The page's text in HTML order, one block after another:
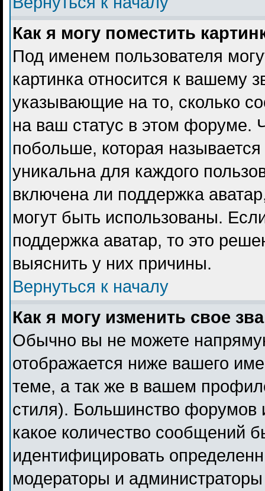
Как я могу поместить
Под именем пользователя
картинка относится к вашему
указывающие на то, сколько
на ваш статус в этом форуме.
побольше, которая
уникальна для каждого
включена ли поддержка
могут быть использованы.
поддержка аватар, то это
выяснить у них причины.
Вернуться к началу
Как я могу изменить свое
Обычно вы не можете
отображается ниже вашего
теме, а так же в вашем
стиля). Большинство форумов
какое количество сообщений
идентифицировать
модераторы и